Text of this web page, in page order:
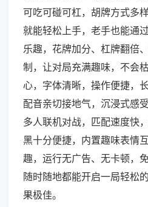
可吃可碰可杠，胡牌方式多
就能轻松上手，老手也能通
乐趣，花牌加分、杠牌翻倍
制，让对局充满趣味，不会
心，字体清晰，操作便捷，
配音亲切接地气，沉浸式感
多人联机对战，匹配速度快
黑十分便捷，内置趣味表情
趣，运行无广告、无卡顿，
随时随地都能开启一局轻松
果极佳。